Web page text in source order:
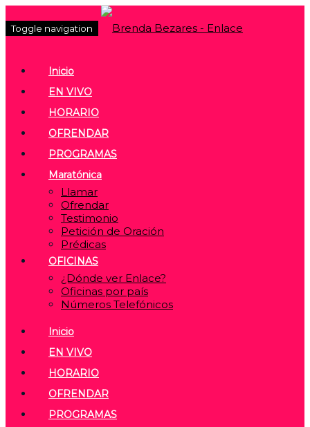
Toggle navigation
Inicio
EN VIVO
HORARIO
OFRENDAR
PROGRAMAS
Maratónica
Llamar
Ofrendar
Testimonio
Petición de Oración
Prédicas
OFICINAS
¿Dónde ver Enlace?
Oficinas por país
Números Telefónicos
Inicio
EN VIVO
HORARIO
OFRENDAR
PROGRAMAS